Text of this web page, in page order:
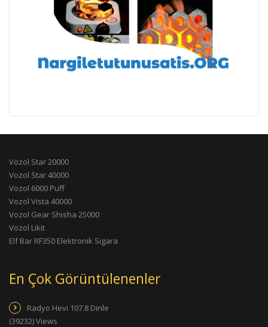
Vozol Star 20000
Vozol Star 40000
Vozol 6000 Puff
Vozol Vista 40000
Vozol Gear Shisha 25000
Vozol Likit
Elf Bar RF350 Elektronik Sigara
En Çok Görüntülenenler
Radyo Hevi 107.8 Dinle
(39232) Views